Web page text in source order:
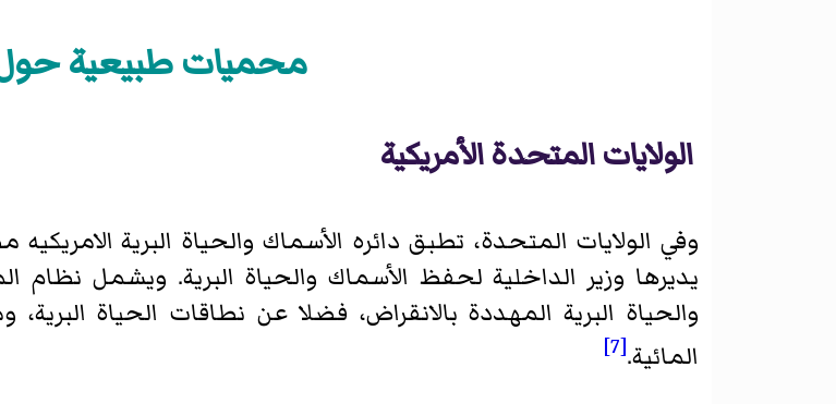
محميات طبيعية حول
الولايات المتحدة الأمريكية
وفي الولايات المتحدة، تطبق دائره الأسماك والحياة البرية
يديرها وزير الداخلية لحفظ الأسماك والحياة البرية. ويشمل
والحياة البرية المهددة بالانقراض، فضلا عن نطاقات الحياة البرية،
المائية.[7]